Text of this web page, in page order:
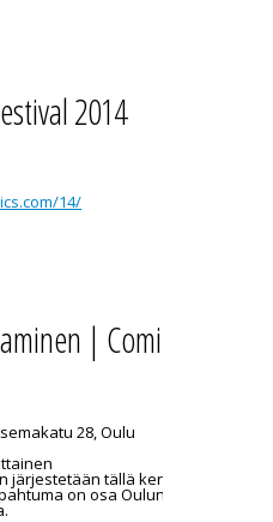
2014
14/
| Comics
28, Oulu
järjestetään tällä kertaa
on osa Oulun